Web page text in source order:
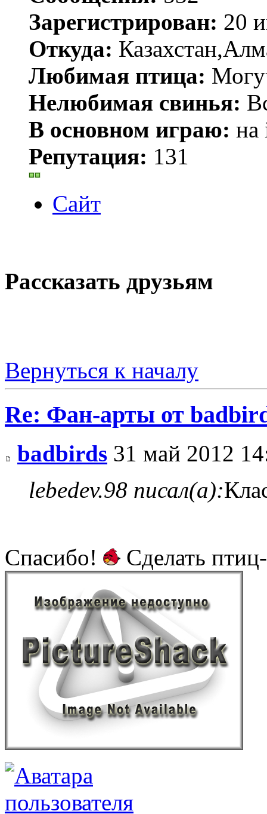
Зарегистрирован: 20
Откуда:
Любимая птица:
Нелюбимая свинья:
В основном играю: на
Репутация: 131
Сайт
Рассказать друзьям
Вернуться к началу
Re: Фан-арты от
badbirds 31 май 2012
lebedev.98 писал(а):
Спасибо! Сделать